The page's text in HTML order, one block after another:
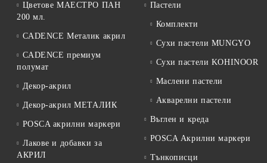
Цветове МАЕСТРО ПАН
200 мл.
CADENCE Металик акрил
CADENCE премиум
полумат
Декор-акрил
Декор-акрил МЕТАЛИК
POSCA акрилни маркери
Лакове и добавки за
АКРИЛ
Пастели
Комплекти
Сухи пастели MUNGYO
Сухи пастели KOHINOOR
Маслени пастели
Акварелни пастели
Въглен и креда
POSCA Акрилни маркери
Тънкописци